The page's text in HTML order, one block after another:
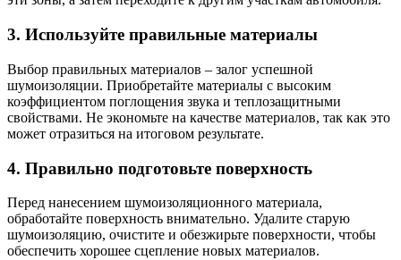
3. Используйте правильные материалы
Выбор правильных материалов – залог успешной
шумоизоляции. Приобретайте материалы с высоким
коэффициентом поглощения звука и теплозащитными
свойствами. Не экономьте на качестве материалов, так как это
может отразиться на итоговом результате.
4. Правильно подготовьте поверхность
Перед нанесением шумоизоляционного материала,
обработайте поверхность внимательно. Удалите старую
шумоизоляцию, очистите и обезжирьте поверхности, чтобы
обеспечить хорошее сцепление новых материалов.